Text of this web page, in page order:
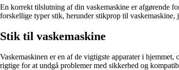
En korrekt tilslutning af din vaskemaskine er afgørende
forskellige typer stik, herunder stikprop til vaskemaskine,
Stik til vaskemaskine
Vaskemaskinen er en af de vigtigste apparater i
rigtige for at undgå problemer med sikkerhed og